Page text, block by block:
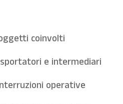
coinvolti
e intermediari
operative